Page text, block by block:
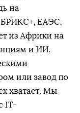
на
БРИКС+, ЕАЭС,
из Африки на
и ИИ.
или завод по
хватает. Мы
IТ-